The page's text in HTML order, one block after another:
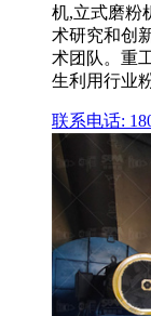
机,立式磨粉
术研究和创
术团队。重
生利用行业
联系电话: